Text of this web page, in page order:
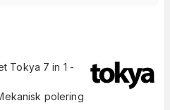
Tokya 7 in 1 -
polering